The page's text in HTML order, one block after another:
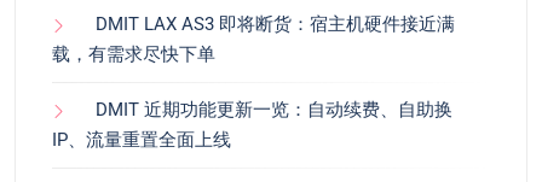
DMIT LAX AS3 即将断货：宿主机硬件接近满
载，有需求尽快下单
DMIT 近期功能更新一览：自动续费、自助换
IP、流量重置全面上线